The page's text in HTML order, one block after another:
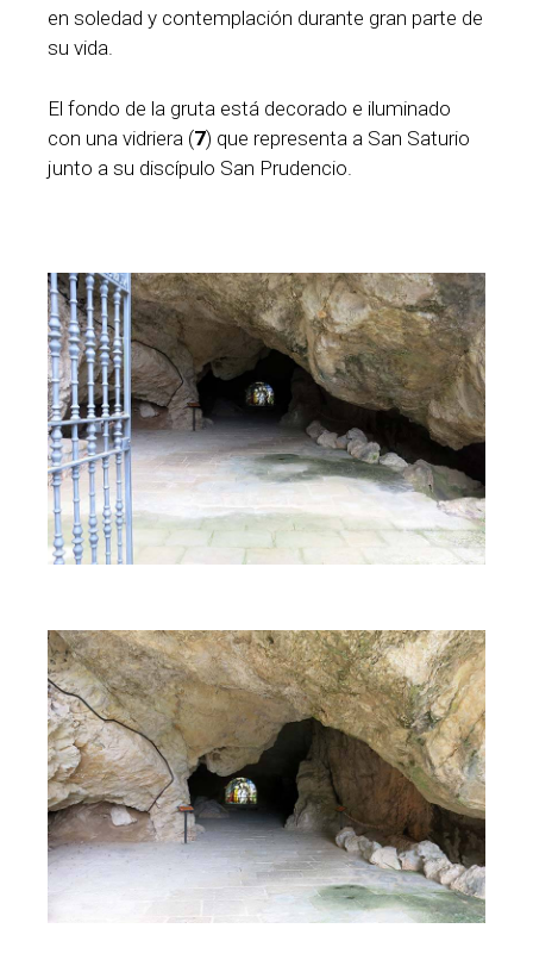
en soledad y contemplación durante gran parte de
su vida.
El fondo de la gruta está decorado e iluminado
con una vidriera (7) que representa a San Saturio
junto a su discípulo San Prudencio.